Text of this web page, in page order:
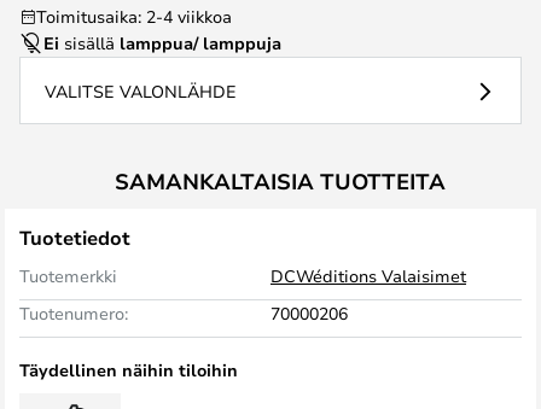
Toimitusaika: 2-4 viikkoa
Ei sisällä lamppua/ lamppuja
VALITSE VALONLÄHDE
SAMANKALTAISIA TUOTTEITA
Tuotetiedot
Tuotemerkki
DCWéditions Valaisimet
Tuotenumero:
70000206
Täydellinen näihin tiloihin